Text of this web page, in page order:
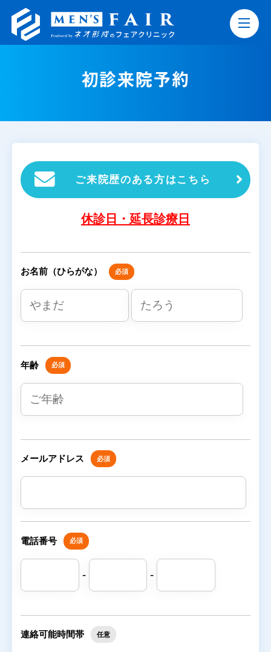
初診来院予約
ご来院歴のある方はこちら
休診日・延長診療日
お名前（ひらがな） 必須
年齢 必須
メールアドレス 必須
電話番号 必須
- -
連絡可能時間帯 任意